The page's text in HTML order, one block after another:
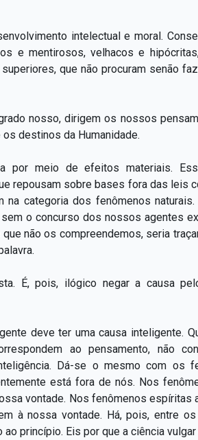
intelectual e moral.
e mentirosos, velhacos e
que não procuram senão
nosso, dirigem os nossos
destinos da Humanidade.
por meio de efeitos materiais.
repousam sobre bases fora das leis
categoria dos fenômenos
o concurso dos nossos agentes
não os compreendemos, seria
É, pois, ilógico negar a causa
deve ter uma causa inteligente.
ao pensamento, não
Dá-se o mesmo com os
está fora de nós. Nos
vontade. Nos fenômenos
à nossa vontade. Há, pois, entre
princípio. Eis por que a ciência